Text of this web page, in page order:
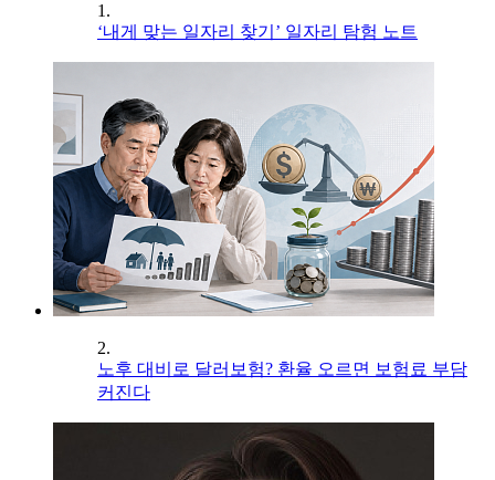
1.
‘내게 맞는 일자리 찾기’ 일자리 탐험 노트
2.
노후 대비로 달러보험? 환율 오르면 보험료 부담
커진다